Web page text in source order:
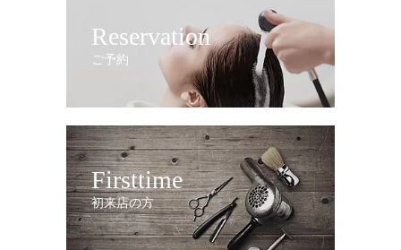
Reservation
ご予約
Firsttime
初来店の方